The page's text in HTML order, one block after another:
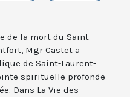
de la mort du Saint
Mgr Castet a
de Saint-Laurent-
spirituelle profonde
Dans La Vie des